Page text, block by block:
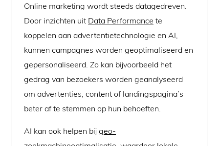
Online marketing wordt steeds datagedreven.
Door inzichten uit Data Performance te
koppelen aan advertentietechnologie en AI,
kunnen campagnes worden geoptimaliseerd en
gepersonaliseerd. Zo kan bijvoorbeeld het
gedrag van bezoekers worden geanalyseerd
om advertenties, content of landingspagina’s
beter af te stemmen op hun behoeften.
AI kan ook helpen bij geo-